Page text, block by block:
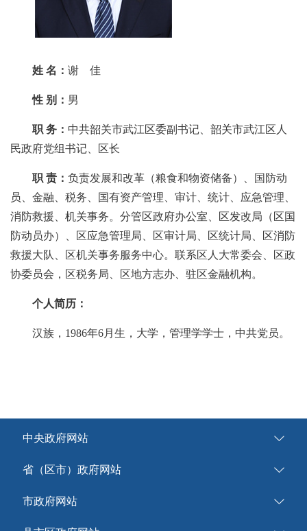
姓 名： 谢 佳
性 别： 男
职 务： 中共韶关市武江区委副书记、韶关市武江区人
民政府党组书记、区长
职 责： 负责发展和改革（粮食和物资储备）、国防动
员、金融、税务、国有资产管理、审计、统计、应急管理、
消防救援、机关事务。分管区政府办公室、区发改局（区国
防动员办）、区应急管理局、区审计局、区统计局、区消防
救援大队、区机关事务服务中心。联系区人大常委会、区政
协委员会，区税务局、区地方志办、驻区金融机构。
个人简历：
汉族，1986年6月生，大学，管理学学士，中共党员。
中央政府网站
省（区市）政府网站
市政府网站